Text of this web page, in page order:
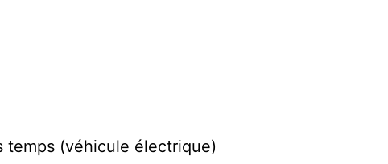
temps (véhicule électrique)